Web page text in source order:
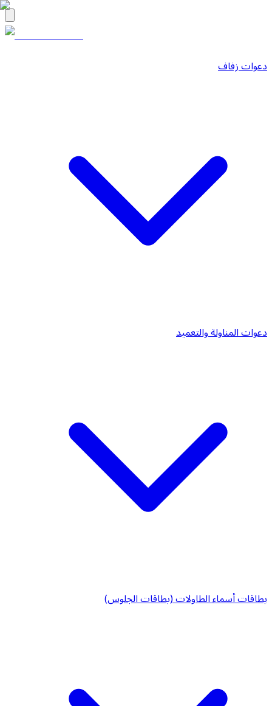
دعوات زفاف
دعوات المناولة والتعميد
بطاقات أسماء الطاولات (بطاقات الجلوس)